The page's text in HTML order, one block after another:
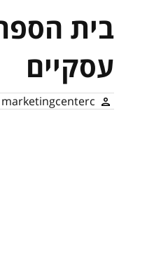
בית
עסקיים
marketingcenterc